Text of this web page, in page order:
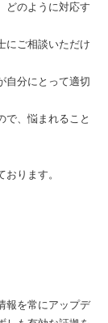
どのように対応す
にご相談いただけ
自分にとって適切
で、悩まれること
ります。
報を常にアップデ